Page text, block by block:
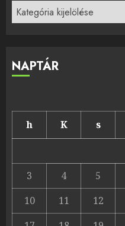
Kategóriák
NAPTÁR
h K s
3
4 5
10
11 12